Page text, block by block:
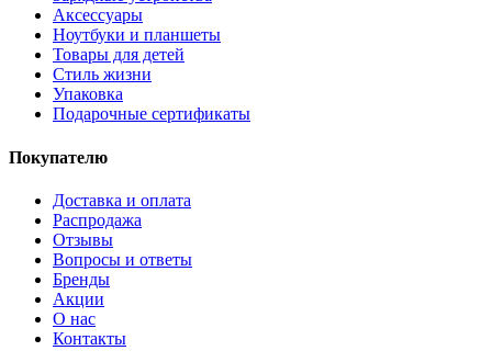
Аксессуары
Ноутбуки и планшеты
Товары для детей
Стиль жизни
Упаковка
Подарочные сертификаты
Покупателю
Доставка и оплата
Распродажа
Отзывы
Вопросы и ответы
Бренды
Акции
О нас
Контакты